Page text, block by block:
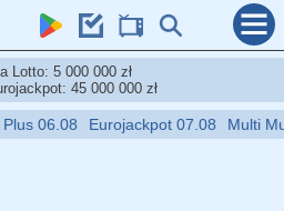
Lotto: 5 000 000 zł
45 000 000 zł
06.08 Eurojackpot 07.08 Multi Multi